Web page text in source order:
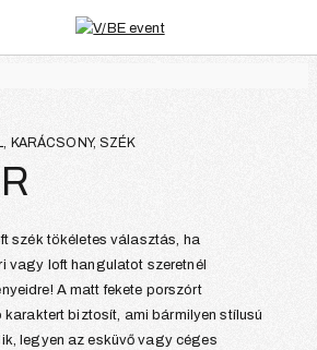
KARÁCSONY, SZÉK
szék tökéletes választás, ha
vagy loft hangulatot szeretnél
A matt fekete porszórt
biztosít, ami bármilyen stílusú
legyen az esküvő vagy céges